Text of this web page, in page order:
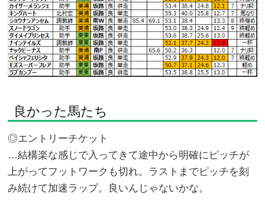
良かった馬たち
◎エントリーチケット
…結構楽な感じで入ってきて途中から明確にピッチが
上がってフットワークも切れ。ラストまでピッチを刻
み続けて加速ラップ。良いんじゃないかな。